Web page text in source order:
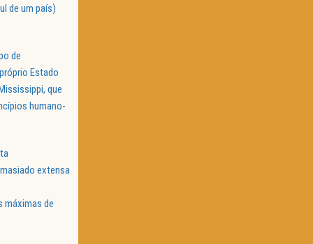
de um país)
de
Estado
que
humano-
extensa
máximas de